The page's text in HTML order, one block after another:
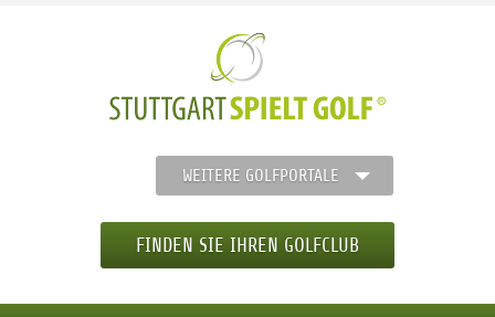
WEITERE GOLFPORTALE
FINDEN SIE IHREN GOLFCLUB